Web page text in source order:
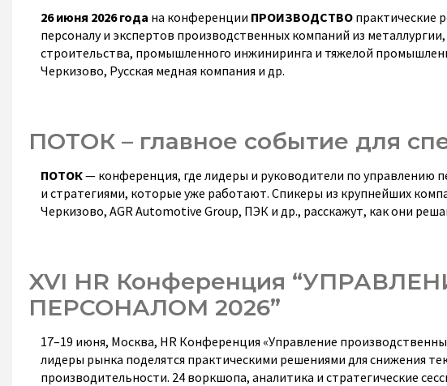
26 июня 2026 года на конференции ПРОИЗВОДСТВО практические
персоналу и экспертов производственных компаний из
строительства, промышленного инжиниринга и тяжелой
Черкизово, Русская медная компания и др.
ПОТОК – главное событие для
ПОТОК— конференция, где лидеры и руководители по управлению
и стратегиями, которые уже работают. Спикеры из крупнейших
Черкизово, AGR Automotive Group, ПЭК и др., расскажут, как они
XVI HR Конференция
ПЕРСОНАЛОМ 2026”
17–19 июня, Москва, HR Конференция «Управление
лидеры рынка поделятся практическими решениями для снижения
производительности. 24 воркшопа, аналитика и стратегические